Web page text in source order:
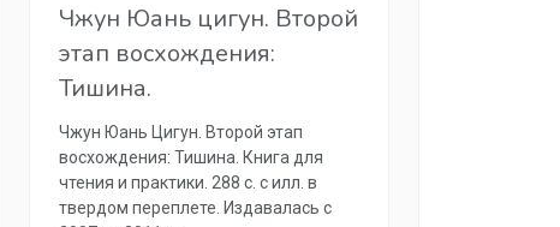
Чжун Юань цигун. Второй
этап восхождения:
Тишина.
Чжун Юань Цигун. Второй этап
восхождения: Тишина. Книга для
чтения и практики. 288 с. с илл. в
твердом переплете. Издавалась с